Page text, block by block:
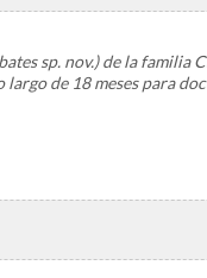
sp. nov.) de la familia
de 18 meses para